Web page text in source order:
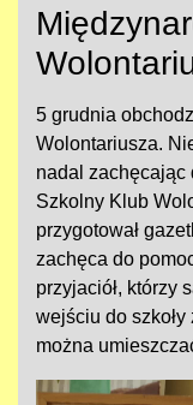
5 grudnia
Wolontariusza.
nadal zachęcając
Szkolny Klub
przygotował
zachęca do
przyjaciół, którzy
wejściu do
można